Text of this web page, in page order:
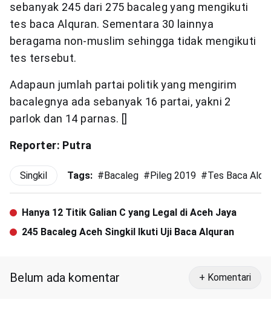
sebanyak 245 dari 275 bacaleg yang mengikuti
tes baca Alquran. Sementara 30 lainnya
beragama non-muslim sehingga tidak mengikuti
tes tersebut.
Adapaun jumlah partai politik yang mengirim
bacalegnya ada sebanyak 16 partai, yakni 2
parlok dan 14 parnas. []
Reporter: Putra
Singkil Tags: #Bacaleg #Pileg 2019 #Tes Baca
Hanya 12 Titik Galian C yang Legal di Aceh Jaya
245 Bacaleg Aceh Singkil Ikuti Uji Baca Alquran
Belum ada komentar + Komentari